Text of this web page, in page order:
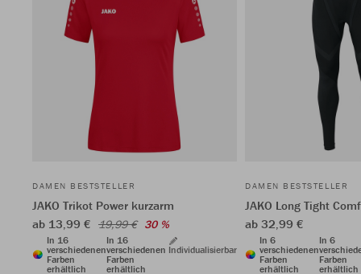
DAMEN BESTSTELLER
JAKO Trikot Power kurzarm
ab 13,99 € 19,99 € 30 %
In 16
verschiedenen
Farben
erhältlich
In 16
verschiedenen
Farben
erhältlich
Individualisierbar
DAMEN BESTSTELLER
JAKO Long Tight
ab 32,99 €
In 6
verschiedenen
Farben
erhältlich
In 6
Farben
erhältlich